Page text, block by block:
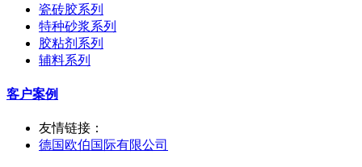
瓷砖胶系列
特种砂浆系列
胶粘剂系列
辅料系列
客户案例
友情链接：
德国欧伯国际有限公司